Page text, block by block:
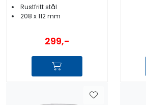
Rustfritt stål
208 x 112 mm
299,-